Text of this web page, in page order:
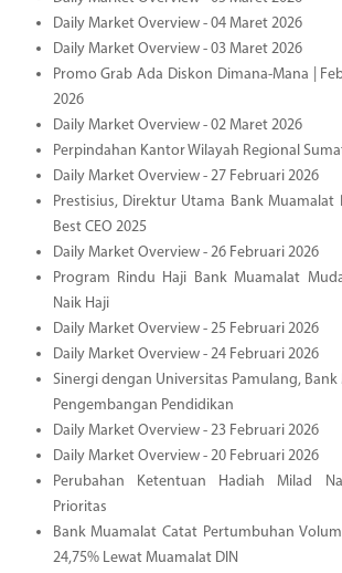
Daily Market Overview - 04 Maret 2026
Daily Market Overview - 03 Maret 2026
Promo Grab Ada Diskon Dimana-Mana |
2026
Daily Market Overview - 02 Maret 2026
Perpindahan Kantor Wilayah Regional
Daily Market Overview - 27 Februari 2026
Prestisius, Direktur Utama Bank Muamalat
Best CEO 2025
Daily Market Overview - 26 Februari 2026
Program Rindu Haji Bank Muamalat
Naik Haji
Daily Market Overview - 25 Februari 2026
Daily Market Overview - 24 Februari 2026
Sinergi dengan Universitas Pamulang,
Pengembangan Pendidikan
Daily Market Overview - 23 Februari 2026
Daily Market Overview - 20 Februari 2026
Perubahan Ketentuan Hadiah Milad
Prioritas
Bank Muamalat Catat Pertumbuhan
24,75% Lewat Muamalat DIN